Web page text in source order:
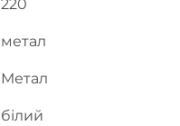
220
метал
Метал
білий